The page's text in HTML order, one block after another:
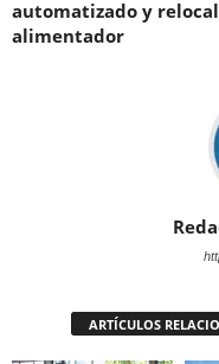
automatizado y
alimentador
ARTÍCULOS